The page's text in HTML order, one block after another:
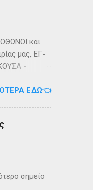
και
μας, ΕΓ-
-
ΕΔΏ👈
σημείο